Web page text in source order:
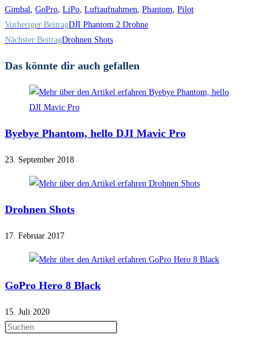
Gimbal, GoPro, LiPo, Luftaufnahmen, Phantom, Pilot
Weitere
Artikel
ansehen
Vorheriger BeitragDJI Phantom 2 Drohne
Nächster BeitragDrohnen Shots
Das könnte dir auch gefallen
Byebye Phantom, hello DJI Mavic Pro
23. September 2018
Drohnen Shots
17. Februar 2017
GoPro Hero 8 Black
15. Juli 2020